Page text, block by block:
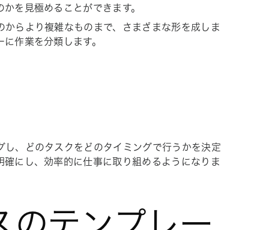
を見極めることができます。
らより複雑なものまで、さまざまな形を成しま
作業を分類します。
、どのタスクをどのタイミングで行うかを決定
にし、効率的に仕事に取り組めるようになりま